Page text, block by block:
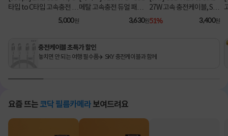
타입 to C타입 고속충전 케
이블 PD 100W S52C [1.2
5,000원
메탈 고속충전 듀얼 패브릭
8핀 케이블
3,630원
27W 고속 충전케이블, SK
Y-A2-3IN1 [블랙/2m]
51% 3,400원
충전케이블 초특가 할인
놓치면 안 되는 여행 필수품✈️ SKY 충전케이블과 함께
요즘 뜨는 코닥 필름카메라 보여드려요